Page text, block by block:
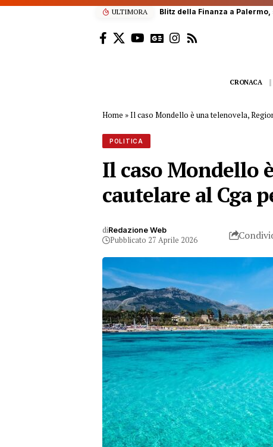
ULTIMORA Scalatore francese di 22
CRONACA
Home »Il caso Mondello è una telenovela,
POLITICA
Il caso Mondello
cautelare al Cga
diRedazione Web
Pubblicato 27 Aprile 2026